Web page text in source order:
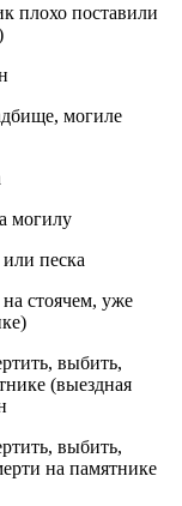
плохо поставили
могиле
могилу
песка
стоячем, уже
выбить,
(выездная
выбить,
на памятнике